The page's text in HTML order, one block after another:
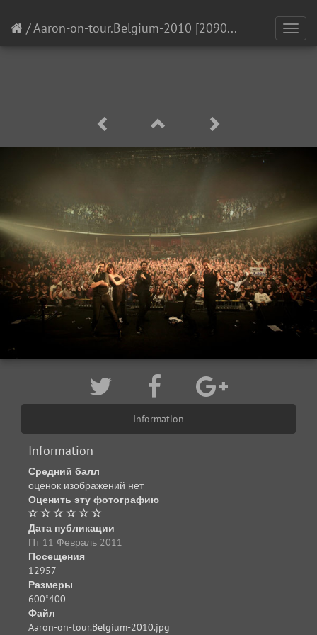
/Aaron-on-tour.Belgium-2010 [20902/21138]
Information
Information
Средний балл
оценок изображений нет
Оценить эту фотографию
Дата публикации
Пт 11 Февраль 2011
Посещения
12957
Размеры
600*400
Файл
Aaron-on-tour.Belgium-2010.jpg